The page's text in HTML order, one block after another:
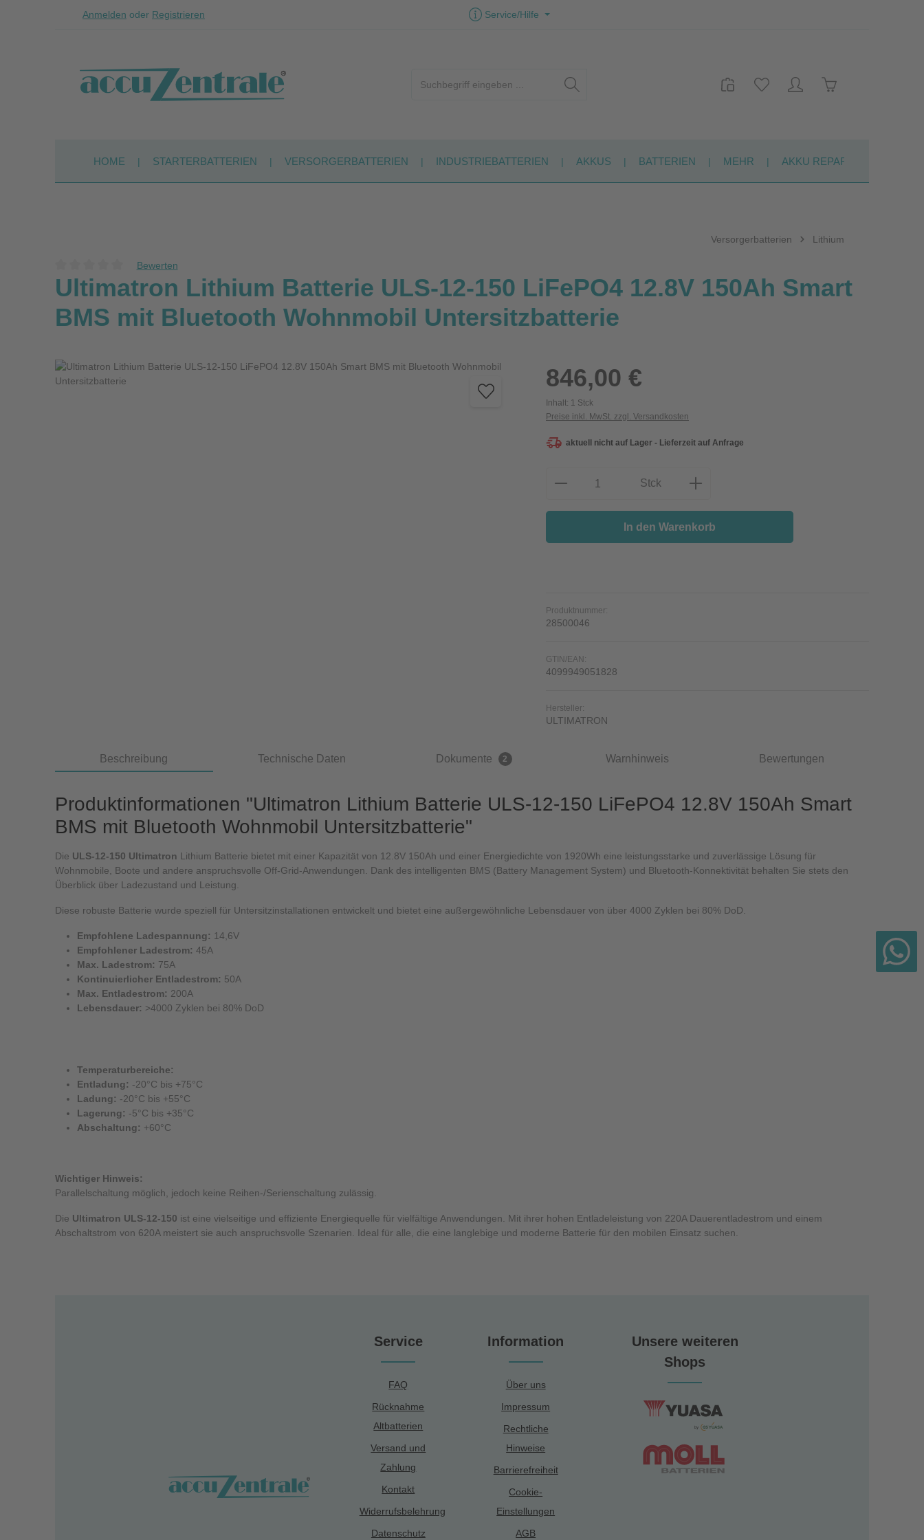
Zum Hauptinhalt springen
Zur Suche springen
Zur Hauptnavigation springen
Anmelden oder Registrieren Service/Hilfe
HOME STARTERBATTERIEN VERSORGERBATTERIEN INDUSTRIEBATTERIEN AKKUS BATTERIEN MEHR AKKU REPARATUR
Versorgerbatterien Lithium
Durchschnittliche Bewertung von 0 von 5 Sternen
Bewerten
Ultimatron Lithium Batterie ULS-12-150 LiFePO4 12.8V 150Ah Smart
BMS mit Bluetooth Wohnmobil Untersitzbatterie
Bildergalerie überspringen 846,00 €
Inhalt: 1 Stck
Preise inkl. MwSt. zzgl. Versandkosten
aktuell nicht auf Lager - Lieferzeit auf Anfrage
Produkt Anzahl: Gib den gewünschten Wert ein
Stck
In den Warenkorb
Produktnummer:
28500046
GTIN/EAN:
4099949051828
Hersteller:
ULTIMATRON
Beschreibung Technische Daten Dokumente 2 Warnhinweis Bewertungen
Produktinformationen "Ultimatron Lithium Batterie ULS-12-150 LiFePO4 12.8V 150Ah Smart
BMS mit Bluetooth Wohnmobil Untersitzbatterie"
Die ULS-12-150 Ultimatron Lithium Batterie bietet mit einer Kapazität von 12.8V 150Ah und einer Energiedichte von 1920Wh eine leistungsstarke und zuverlässige Lösung für
Wohnmobile, Boote und andere anspruchsvolle Off-Grid-Anwendungen. Dank des intelligenten BMS (Battery Management System) und Bluetooth-Konnektivität behalten Sie stets den
Überblick über Ladezustand und Leistung.
Diese robuste Batterie wurde speziell für Untersitzinstallationen entwickelt und bietet eine außergewöhnliche Lebensdauer von über 4000 Zyklen bei 80% DoD.
Empfohlene Ladespannung: 14,6V
Empfohlener Ladestrom: 45A
Max. Ladestrom: 75A
Kontinuierlicher Entladestrom: 50A
Max. Entladestrom: 200A
Lebensdauer: >4000 Zyklen bei 80% DoD
Temperaturbereiche:
Entladung: -20°C bis +75°C
Ladung: -20°C bis +55°C
Lagerung: -5°C bis +35°C
Abschaltung: +60°C
Wichtiger Hinweis:
Parallelschaltung möglich, jedoch keine Reihen-/Serienschaltung zulässig.
Die Ultimatron ULS-12-150 ist eine vielseitige und effiziente Energiequelle für vielfältige Anwendungen. Mit ihrer hohen Entladeleistung von 220A Dauerentladestrom und einem
Abschaltstrom von 620A meistert sie auch anspruchsvolle Szenarien. Ideal für alle, die eine langlebige und moderne Batterie für den mobilen Einsatz suchen.
Service
FAQ
Rücknahme
Altbatterien
Versand und
Zahlung
Kontakt
Widerrufsbelehrung
Datenschutz
Information
Über uns
Impressum
Rechtliche
Hinweise
Barrierefreiheit
Cookie-
Einstellungen
AGB
Unsere weiteren
Shops